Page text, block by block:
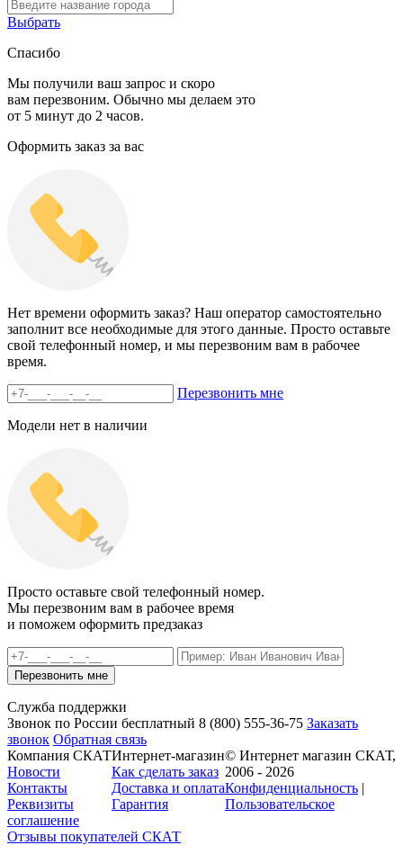
Выбрать
Спасибо
Мы получили ваш запрос и скоро
вам перезвоним. Обычно мы делаем это
от 5 минут до 2 часов.
Оформить заказ за вас
Нет времени оформить заказ? Наш оператор самостоятельно
заполнит все необходимые для этого данные. Просто оставьте
свой телефонный номер, и мы перезвоним вам в рабочее
время.
Перезвонить мне
Модели нет в наличии
Просто оставьте свой телефонный номер.
Мы перезвоним вам в рабочее время
и поможем оформить предзаказ
Служба поддержки
Звонок по России бесплатный 8 (800) 555-36-75 Заказать
звонок Обратная связь
Компания СКАТ
Новости
Контакты
Реквизиты
Интернет-магазин
Как сделать заказ
Доставка и оплата
Гарантия
© Интернет магазин СКАТ,
2006 - 2026
Конфиденциальность |
Пользовательское
соглашение
Отзывы покупателей СКАТ